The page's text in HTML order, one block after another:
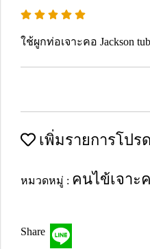
ใช้ผูกท่อเจาะคอ Jackson
เพิ่มรายการโปรด
หมวดหมู่ : คนไข้เจาะ
Share